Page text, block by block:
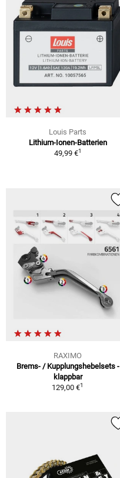
Louis Parts
Lithium-Ionen-Batterien
49,99 €1
RAXIMO
Brems- / Kupplungshebelsets -
klappbar
129,00 €1